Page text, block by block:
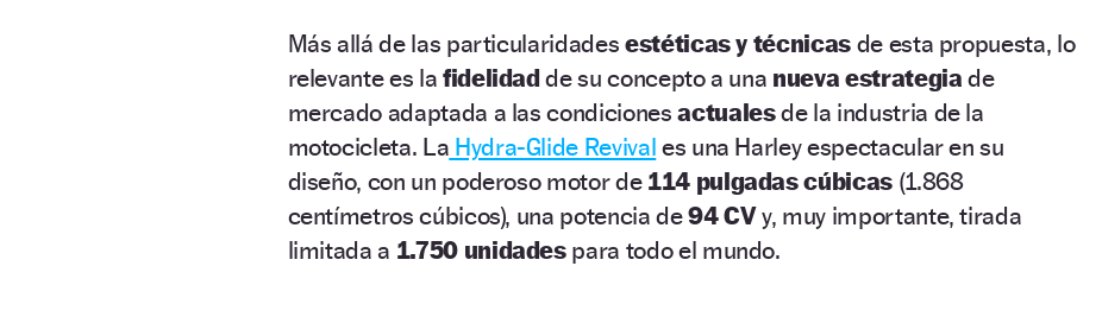
Más allá de las particularidades estéticas y técnicas de esta propuesta, lo
relevante es la fidelidadde su concepto a una nueva estrategia de
mercado adaptada a las condicionesactualesde la industria de la
motocicleta. La Hydra-Glide Revival es una Harley espectacular en su
diseño, con un poderoso motor de 114 pulgadas cúbicas(1.868
centímetros cúbicos), una potencia de94 CVy, muy importante, tirada
limitada a 1.750 unidades para todo el mundo.